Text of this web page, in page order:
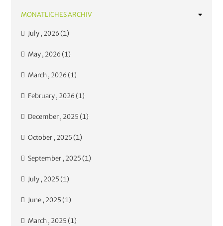
MONATLICHES ARCHIV
July , 2026 (1)
May , 2026 (1)
March , 2026 (1)
February , 2026 (1)
December , 2025 (1)
October , 2025 (1)
September , 2025 (1)
July , 2025 (1)
June , 2025 (1)
March , 2025 (1)